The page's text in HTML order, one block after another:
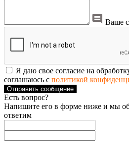
Ваше
Я даю свое согласие на
соглашаюсь с политикой
Отправить сообщение
Есть вопрос?
Напишите его в форме ниже и мы
ответим